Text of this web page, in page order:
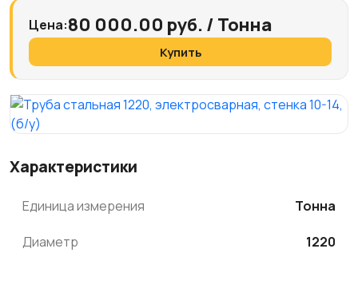
Цена:80 000.00 руб. / Тонна
Купить
Характеристики
Единица измерения Тонна
Диаметр 1220